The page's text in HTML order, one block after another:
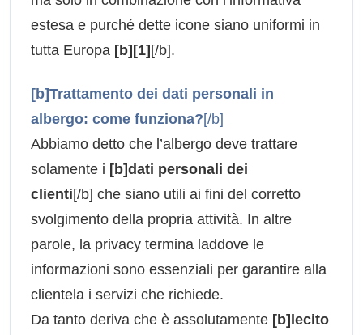
estesa e purché dette icone siano uniformi in
tutta Europa [b][1][/b].
[b]Trattamento dei dati personali in
albergo: come funziona?[/b]
Abbiamo detto che l’albergo deve trattare
solamente i [b]dati personali dei
clienti[/b] che siano utili ai fini del corretto
svolgimento della propria attività. In altre
parole, la privacy termina laddove le
informazioni sono essenziali per garantire alla
clientela i servizi che richiede.
Da tanto deriva che è assolutamente [b]lecito